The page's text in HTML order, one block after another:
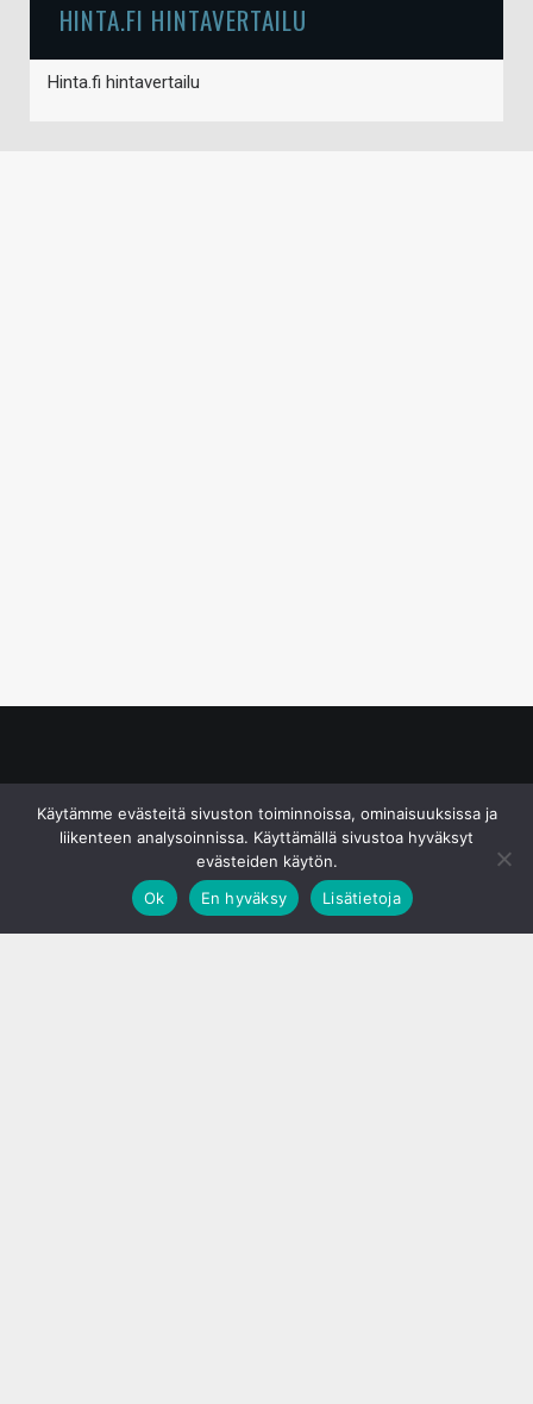
HINTA.FI HINTAVERTAILU
Hinta.fi hintavertailu
Käytämme evästeitä sivuston toiminnoissa, ominaisuuksissa ja
liikenteen analysoinnissa. Käyttämällä sivustoa hyväksyt
evästeiden käytön.
Ok
En hyväksy Lisätietoja